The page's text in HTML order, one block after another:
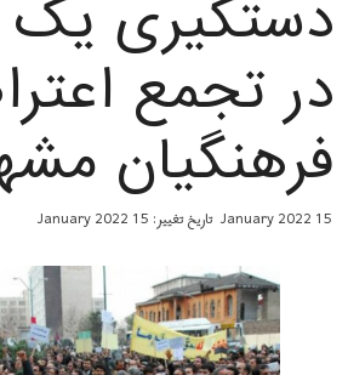
دستگیری یک
در تجمع
فرهنگیان
15 January 2022 تاریخ تغییر: 15 January 2022